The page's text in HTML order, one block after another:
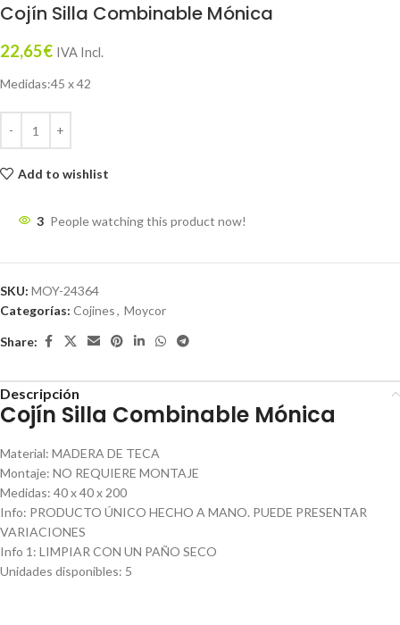
Cojín Silla Combinable Mónica
22,65€ IVA Incl.
Medidas:45 x 42
Add to wishlist
3 People watching this product now!
SKU: MOY-24364
Categorías: Cojines, Moycor
Share:
Descripción
Cojín Silla Combinable Mónica
Material: MADERA DE TECA
Montaje: NO REQUIERE MONTAJE
Medidas: 40 x 40 x 200
Info: PRODUCTO ÚNICO HECHO A MANO. PUEDE PRESENTAR
VARIACIONES
Info 1 : LIMPIAR CON UN PAÑO SECO
Unidades disponibles: 5